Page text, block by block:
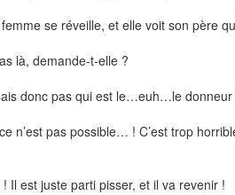
se réveille, et elle voit son père
là, demande-t-elle ?
donc pas qui est le…euh…le donneur
n’est pas possible… ! C’est trop
Il est juste parti pisser, et il va revenir !